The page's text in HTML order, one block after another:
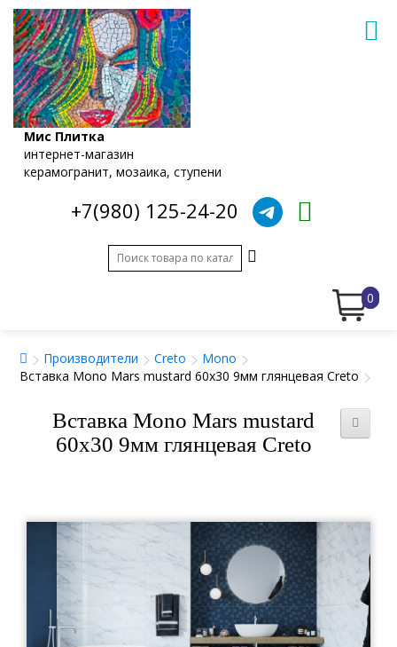
Мис Плитка
интернет-магазин
керамогранит, мозаика, ступени
+7(980) 125-24-20
0
Производители Creto
Mono
Вставка Mono Mars mustard 60x30 9мм глянцевая Creto
Вставка Mono Mars mustard
60x30 9мм глянцевая Creto